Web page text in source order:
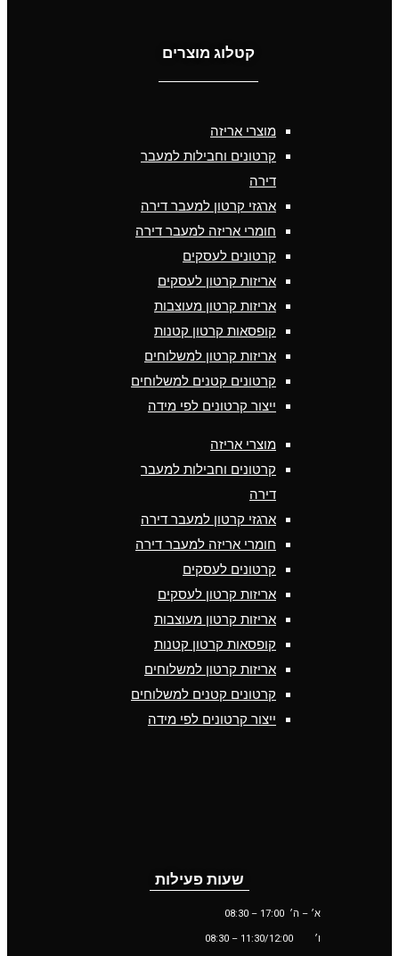
קטלוג מוצרים
מוצרי אריזה
קרטונים וחבילות למעבר
דירה
ארגזי קרטון למעבר דירה
חומרי אריזה למעבר דירה
קרטונים לעסקים
אריזות קרטון לעסקים
אריזות קרטון מעוצבות
קופסאות קרטון קטנות
אריזות קרטון למשלוחים
קרטונים קטנים למשלוחים
ייצור קרטונים לפי מידה
מוצרי אריזה
קרטונים וחבילות למעבר
דירה
ארגזי קרטון למעבר דירה
חומרי אריזה למעבר דירה
קרטונים לעסקים
אריזות קרטון לעסקים
אריזות קרטון מעוצבות
קופסאות קרטון קטנות
אריזות קרטון למשלוחים
קרטונים קטנים למשלוחים
ייצור קרטונים לפי מידה
שעות פעילות
א׳ – ה׳ 17:00 – 08:30
ו׳ 11:30/12:00
– 08:30